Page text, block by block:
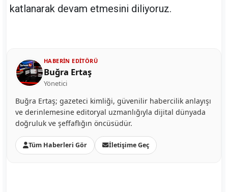
katlanarak devam etmesini diliyoruz.
HABERIN EDITÖRÜ
Buğra Ertaş
Yönetici
Buğra Ertaş; gazeteci kimliği, güvenilir habercilik anlayışı
ve derinlemesine editoryal uzmanlığıyla dijital dünyada
doğruluk ve şeffaflığın öncüsüdür.
Tüm Haberleri Gör İletişime Geç